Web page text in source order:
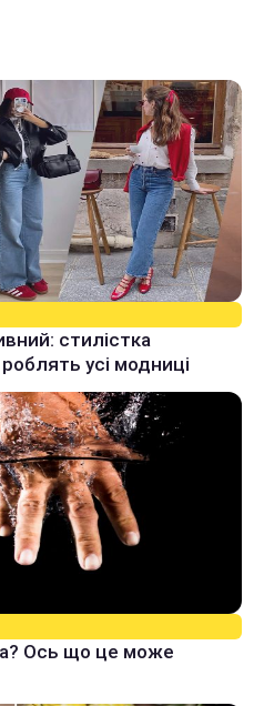
стилістка
усі модниці
Ось що це може